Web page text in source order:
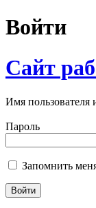
Войти
Сайт
Имя пользователя
Пароль
Запомнить